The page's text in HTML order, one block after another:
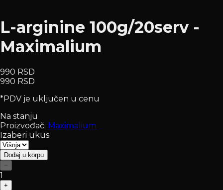
L-arginine 100g/20serv -
Maximalium
990 RSD
990 RSD
*PDV je uključen u cenu
Na stanju
Proizvođač: Maximalium
Izaberi ukus
Dodaj u korpu
−
1
+